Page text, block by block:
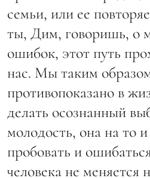
семьи, или ее
ты, Дим, говоришь, о
ошибок, этот путь
нас. Мы таким
противопоказано в
делать осознанный
молодость, она на то
пробовать и
человека не меняется